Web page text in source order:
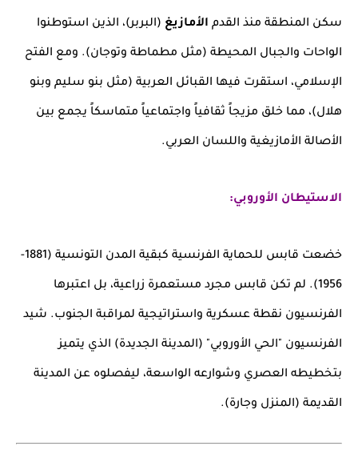
سكن المنطقة منذ القدم الأمازيغ (البربر)، الذين استوطنوا
الواحات والجبال المحيطة (مثل مطماطة وتوجان). ومع الفتح
الإسلامي، استقرت فيها القبائل العربية (مثل بنو سليم وبنو
هلال)، مما خلق مزيجاً ثقافياً واجتماعياً متماسكاً يجمع بين
الأصالة الأمازيغية واللسان العربي.
الاستيطان الأوروبي:
خضعت قابس للحماية الفرنسية كبقية المدن التونسية (1881-
1956). لم تكن قابس مجرد مستعمرة زراعية، بل اعتبرها
الفرنسيون نقطة عسكرية واستراتيجية لمراقبة الجنوب. شيد
الفرنسيون "الحي الأوروبي" (المدينة الجديدة) الذي يتميز
بتخطيطه العصري وشوارعه الواسعة، ليفصلوه عن المدينة
القديمة (المنزل وجارة).